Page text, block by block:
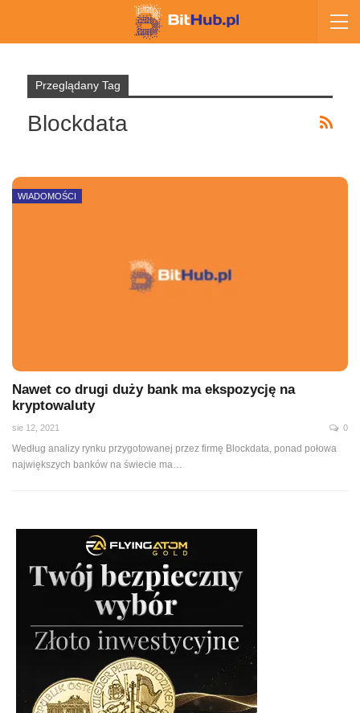
Przeglądany Tag
Blockdata
WIADOMOŚCI
Nawet co drugi duży bank ma ekspozycję na
kryptowaluty
sie 12, 2021 0
Według analizy rynku przygotowanej przez firmę Blockdata, ponad połowa
największych banków na świecie ma…